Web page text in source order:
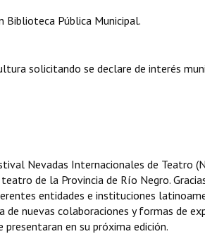
Biblioteca Pública Municipal.
solicitando se declare de interés
Nevadas Internacionales de Teatro
de la Provincia de Río Negro.
entidades e instituciones
de nuevas colaboraciones y formas de
presentaran en su próxima edición.